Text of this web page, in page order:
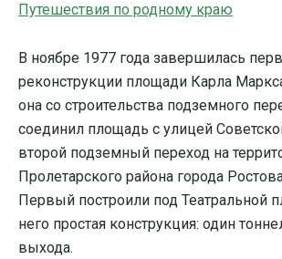
Путешествия по родному краю
В ноябре 1977 года завершилась
реконструкции площади Карла
она со строительства подземного
соединил площадь с улицей
второй подземный переход на
Пролетарского района города
Первый построили под Театральной
него простая конструкция: один
выхода.